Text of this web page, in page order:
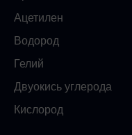
Ацетилен
Водород
Гелий
Двуокись углерода
Кислород